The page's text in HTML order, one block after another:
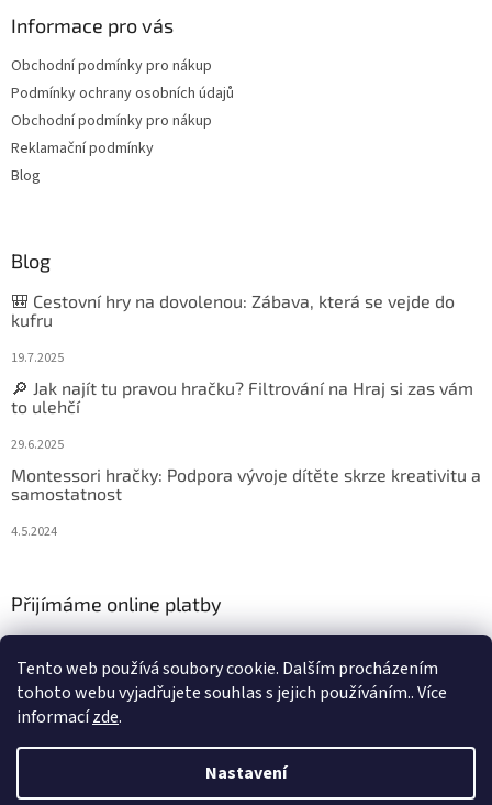
Tento web používá soubory cookie. Dalším procházením
tohoto webu vyjadřujete souhlas s jejich používáním.. Více
informacízde.
Nastavení
Informace pro vás
Obchodní podmínky pro nákup
Podmínky ochrany osobních údajů
Obchodní podmínky pro nákup
Reklamační podmínky
Blog
Blog
🎒 Cestovní hry na dovolenou: Zábava, která se vejde do
kufru
19.7.2025
🔎 Jak najít tu pravou hračku? Filtrování na Hraj si zas vám
to ulehčí
29.6.2025
Montessori hračky: Podpora vývoje dítěte skrze kreativitu a
samostatnost
4.5.2024
Přijímáme online platby